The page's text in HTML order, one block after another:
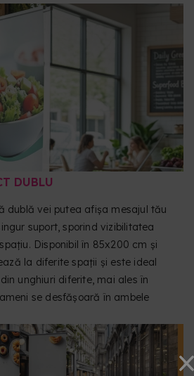
fișierul acestui produs, te sfătuim
pe care îl vei găsi mai jos, în
șabloanele noastre”.
DUBLU
dublă vei putea afișa mesajul tău
suport, sporind vizibilitatea
Disponibil în 85x200 cm și
la diferite spații și este ideal
unghiuri diferite, mai ales în
se desfășoară în ambele